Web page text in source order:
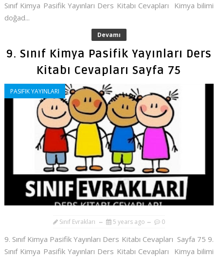
Sınıf Kimya Pasifik Yayınları Ders Kitabı Cevapları Kimya bilimi
doğad...
Devamı
9. Sınıf Kimya Pasifik Yayınları Ders
Kitabı Cevapları Sayfa 75
PASIFIK YAYINLARI
Sınıf Evrakları 5 years ago 0
9. Sınıf Kimya Pasifik Yayınları Ders Kitabı Cevapları Sayfa 75 9.
Sınıf Kimya Pasifik Yayınları Ders Kitabı Cevapları Kimya bilimi